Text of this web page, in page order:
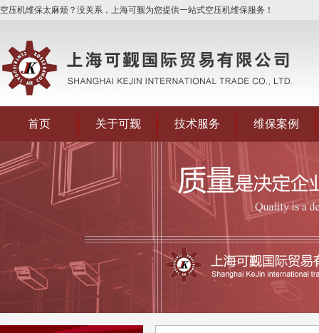
空压机维保太麻烦？没关系，上海可觐为您提供一站式空压机维保服务！
首页 关于可觐 技术服务 维保案例